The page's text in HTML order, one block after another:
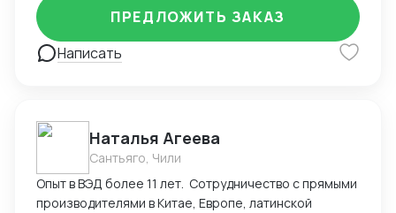
стандартных услуг входит: - регистрация компании
на территории Азербайджана, включая открытие
счетов в банках - Полное сопровождение компании -
Помощь в подготовке и подаче документов при
Бухгалтерское сопровождение (1С) - Ведение ВЭД
(договора, инвойсы, акты). - Помощь в проведении и
составлении документов при посреднических
сделках. - Получение справок, лицензий и
сертификатов - Бизнес консалтинг
Написать
ПРЕДЛОЖИТЬ ЗАКАЗ
Наталья Агеева
Сантьяго, Чили
Опыт в ВЭД более 11 лет. Сотрудничество с прямыми
производителями в Китае, Европе, латинской